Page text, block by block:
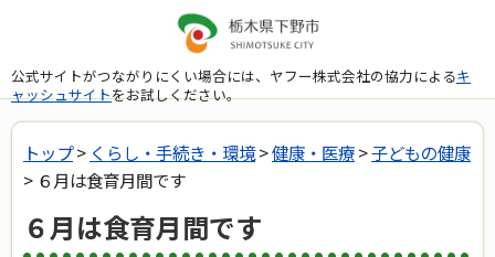
公式サイトがつながりにくい場合には、ヤフー株式会社の協力によるキ
ャッシュサイトをお試しください。
トップ> くらし・手続き・環境>健康・医療>子どもの健康
> ６月は食育月間です
６月は食育月間です